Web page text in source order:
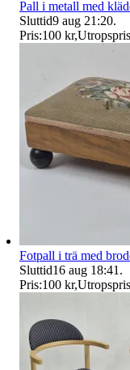
Pall i metall med
Sluttid9 aug 21:20.
Pris:100 kr,Utropspris
Fotpall i trä med
Sluttid16 aug 18:41 .
Pris:100 kr,Utropspris